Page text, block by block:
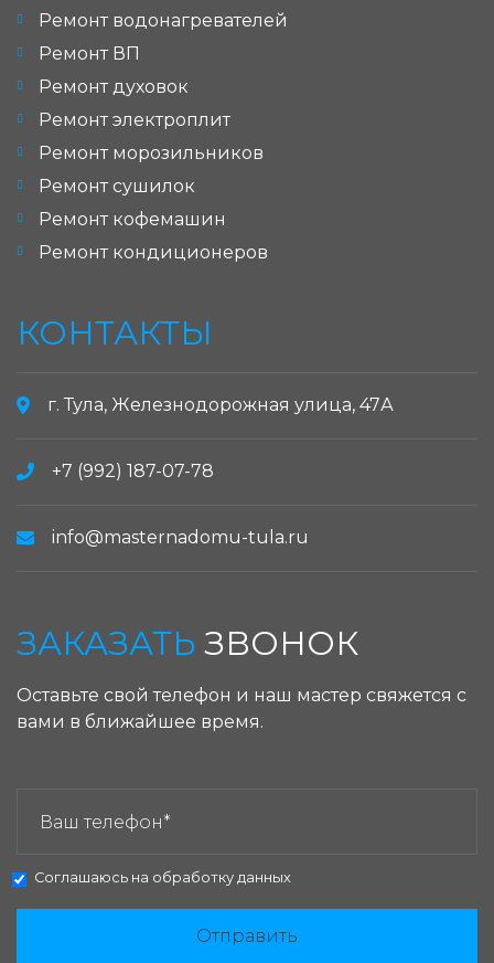
Ремонт водонагревателей
Ремонт ВП
Ремонт духовок
Ремонт электроплит
Ремонт морозильников
Ремонт сушилок
Ремонт кофемашин
Ремонт кондиционеров
КОНТАКТЫ
г. Тула, Железнодорожная улица, 47А
+7 (992) 187-07-78
info@masternadomu-tula.ru
ЗАКАЗАТЬ ЗВОНОК
Оставьте свой телефон и наш мастер свяжется с
вами в ближайшее время.
Соглашаюсь на обработку данных
Отправить